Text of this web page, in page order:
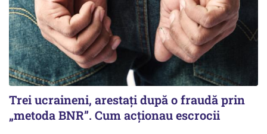
Trei ucraineni, arestați după o fraudă prin
„metoda BNR”. Cum acționau escrocii